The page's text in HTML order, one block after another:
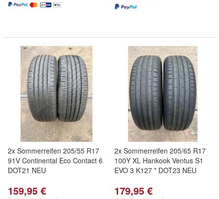
2x Sommerreifen 205/55 R17
91V Continental Eco Contact 6
DOT21 NEU
159,95 €
2x Sommerreifen 205/65 R17
100Y XL Hankook Ventus S1
EVO 3 K127 * DOT23 NEU
179,95 €